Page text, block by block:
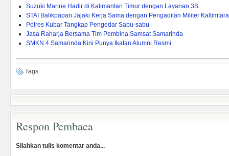
Suzuki Marine Hadir di Kalimantan Timur dengan Layanan 3S
STAI Balikpapan Jajaki Kerja Sama dengan Pengadilan Militer Kaltimtara
Polres Kubar Tangkap Pengedar Sabu-sabu
Jasa Raharja Bersama Tim Pembina Samsat Samarinda
SMKN 4 Samarinda Kini Punya Ikatan Alumni Resmi
Tags:
Respon Pembaca
Silahkan tulis komentar anda...